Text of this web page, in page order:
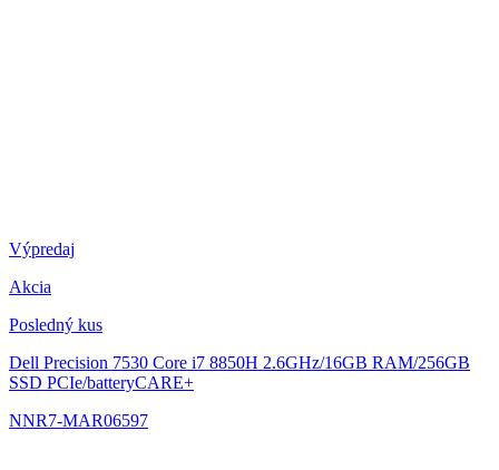
Výpredaj
Akcia
Posledný kus
Dell Precision 7530 Core i7 8850H 2.6GHz/16GB RAM/256GB
SSD PCIe/batteryCARE+
NNR7-MAR06597